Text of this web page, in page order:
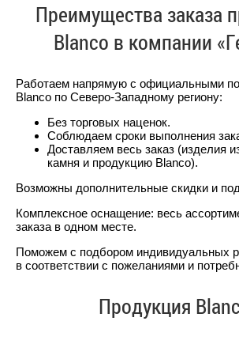
Преимущества заказа
Blanco в компании
Работаем напрямую с официальными
Blanco по Северо-Западному региону:
Без торговых наценок.
Соблюдаем сроки выполнения
Доставляем весь заказ (изделия
камня и продукцию Blanco).
Возможны дополнительные скидки и
Комплексное оснащение: весь
заказа в одном месте.
Поможем с подбором индивидуальных
в соответствии с пожеланиями и
Продукция